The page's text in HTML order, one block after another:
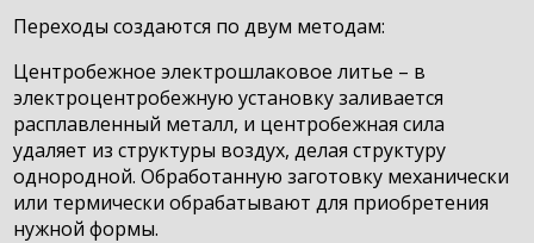
Переходы создаются по двум методам:
Центробежное электрошлаковое литье – в
электроцентробежную установку заливается
расплавленный металл, и центробежная сила
удаляет из структуры воздух, делая структуру
однородной. Обработанную заготовку механически
или термически обрабатывают для приобретения
нужной формы.